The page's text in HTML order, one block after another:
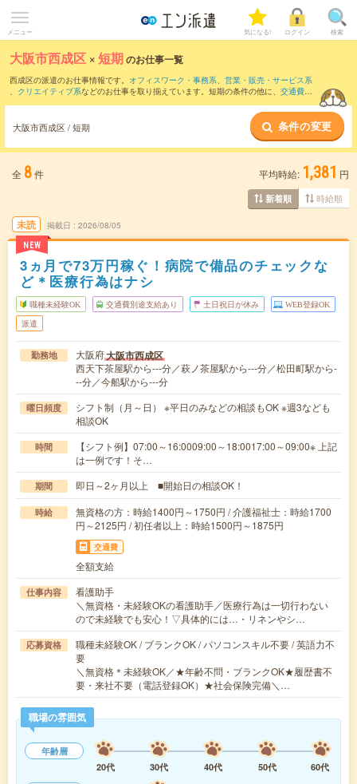
メニュー 気になる! ログイン 検索
大阪市西成区 ×短期のお仕事一覧
西成区の派遣のお仕事情報です。 オフィスワーク・事務系、 営業・販売・サービス系
、 クリエイティブ系などのお仕事を取り揃えています。短期の条件の他に、 交通費別
大阪市西成区 / 短期 条件の変更
全 8件 平均時給: 1,381 円
新着順 時給順
未読
NEW
掲載日 2026/08/05
3ヵ月で73万円稼ぐ！病院で備品のチェックな
ど＊医療行為はナシ
職種未経験OK 交通費別途支給あり 土日祝日が休み WEB登録OK
派遣
勤務地 大阪府大阪市西成区
西天下茶屋駅から---分／萩ノ茶屋駅から---分／松田町駅から-
--分／今船駅から---分
曜日頻度
シフト制（月～日） ※平日のみなどの相談もOK ※週3なども
相談OK
時間
【シフト例】07:00～16:0009:00～18:0017:00～09:00※ 上記
は一例です！そ…
期間 即日～2ヶ月以上 ■開始日の相談OK！
時給
無資格の方：時給1400円～1750円 / 介護福祉士：時給1700
円～2125円 / 初任者以上：時給1500円～1875円
交通費
全額支給
仕事内容
看護助手
＼無資格・未経験OKの看護助手／医療行為は一切行わない
ので未経験でも安心！▽具体的には…・リネンやシ…
応募資格
職種未経験OK / ブランクOK / パソコンスキル不要 / 英語力不
要
＼無資格＊未経験OK／★年齢不問・ブランクOK★履歴書不
要・来社不要（電話登録OK）★社会保険完備＼…
職場の雰囲気
年齢層
20代
30代 40代 50代
60代